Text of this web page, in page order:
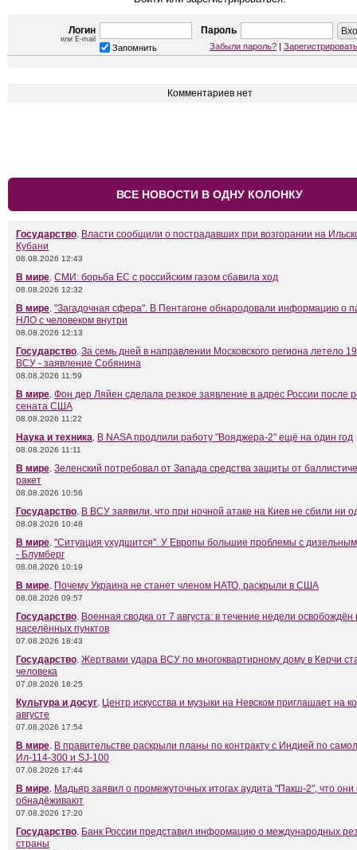
Логин
или E-mail
Пароль
Запомнить Забыли пароль? |
Комментариев нет
ВСЕ НОВОСТИ В ОДНУ КОЛОНКУ
Государство. Власти сообщили о пострадавших при возгорании на
Кубани
08.08.2026 12:43
В мире. СМИ: борьба ЕС с российским газом сбавила ход
08.08.2026 12:32
В мире. "Загадочная сфера". В Пентагоне обнародовали информацию о
НЛО с человеком внутри
08.08.2026 12:13
Государство. За семь дней в направлении Московского региона летело
ВСУ - заявление Собянина
08.08.2026 11:59
В мире. Фон дер Ляйен сделала резкое заявление в адрес России после
сената США
08.08.2026 11:22
Наука и техника. В NASA продлили работу "Вояджера-2" ещё на один год
08.08.2026 11:11
В мире. Зеленский потребовал от Запада средства защиты от
ракет
08.08.2026 10:56
Государство. В ВСУ заявили, что при ночной атаке на Киев не сбили ни
08.08.2026 10:48
В мире. "Ситуация ухудшится". У Европы большие проблемы с
- Блумберг
08.08.2026 10:19
В мире. Почему Украина не станет членом НАТО, раскрыли в США
08.08.2026 09:57
Государство. Военная сводка от 7 августа: в течение недели освобождён
населённых пунктов
07.08.2026 18:43
Государство. Жертвами удара ВСУ по многоквартирному дому в Керчи
человека
07.08.2026 18:25
Культура и досуг. Центр искусства и музыки на Невском приглашает на
августе
07.08.2026 17:54
В мире. В правительстве раскрыли планы по контракту с Индией по
Ил-114-300 и SJ-100
07.08.2026 17:44
В мире. Мадьяр заявил о промежуточных итогах аудита "Пакш-2", что они
обнадёживают
07.08.2026 17:20
Государство. Банк России представил информацию о международных
страны